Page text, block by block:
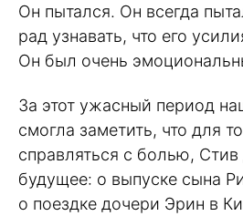
Он пытался. Он всегда
рад узнавать, что его
Он был очень
За этот ужасный период
смогла заметить, что для
справляться с болью,
будущее: о выпуске сына
о поездке дочери Эрин в